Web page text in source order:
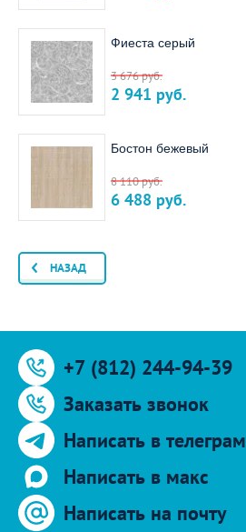
Фиеста серый
3 676руб.
2 941 руб.
Бостон бежевый
8 110руб.
6 488 руб.
НАЗАД
+7 (812) 244-94-39
Заказать звонок
Написать на почту
Написать в телеграм
Написать в макс